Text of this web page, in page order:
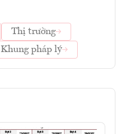
Thị trường
Khung pháp lý